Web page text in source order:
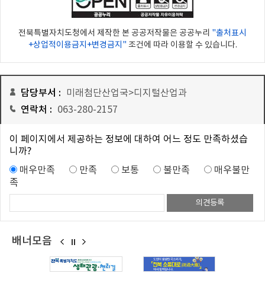
전북특별자치도청에서 제작한 본 공공저작물은 공공누리 "출처표시
+상업적이용금지+변경금지" 조건에 따라 이용할 수 있습니다.
담당부서 : 미래첨단산업국>디지털산업과
연락처 : 063-280-2157
이 페이지에서 제공하는 정보에 대하여 어느 정도 만족하셨습
니까?
매우만족
만족 보통 불만족
매우불만
족
배너모음
전 춤 음